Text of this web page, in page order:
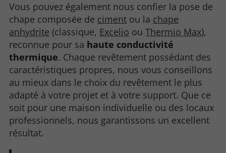
Vous pouvez également nous confier la pose de
chape composée de ciment ou la chape
anhydrite (classique, Excelio ouThermio Max),
reconnue pour sa haute conductivité
thermique. Chaque revêtement possédant des
caractéristiques propres, nous vous conseillons
au mieux dans le choix du revêtement le plus
adapté à votre projet et à votre support. Que ce
soit pour une maison individuelle ou des locaux
professionnels, nous garantissons un excellent
résultat.